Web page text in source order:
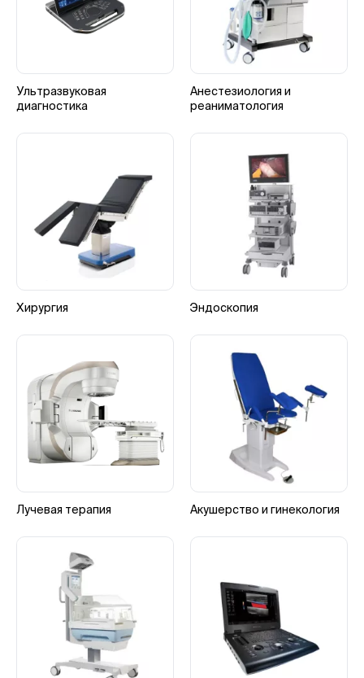
Ультразвуковая
диагностика
Анестезиология и
реаниматология
Хирургия Эндоскопия
Лучевая терапия Акушерство и гинекология